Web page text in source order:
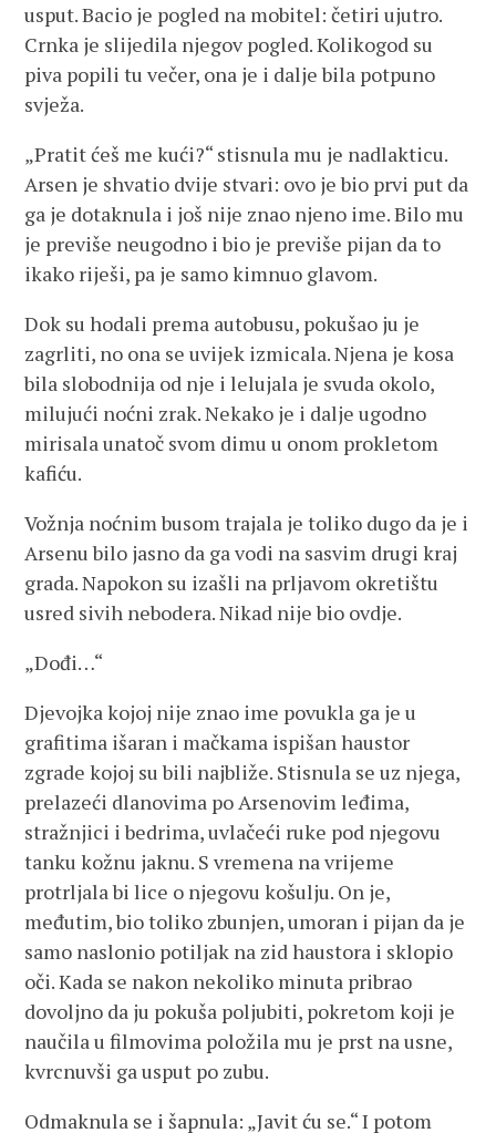
usput. Bacio je pogled na mobitel: četiri ujutro.
Crnka je slijedila njegov pogled. Kolikogod su
piva popili tu večer, ona je i dalje bila potpuno
svježa.
„Pratit ćeš me kući?“ stisnula mu je nadlakticu.
Arsen je shvatio dvije stvari: ovo je bio prvi put da
ga je dotaknula i još nije znao njeno ime. Bilo mu
je previše neugodno i bio je previše pijan da to
ikako riješi, pa je samo kimnuo glavom.
Dok su hodali prema autobusu, pokušao ju je
zagrliti, no ona se uvijek izmicala. Njena je kosa
bila slobodnija od nje i lelujala je svuda okolo,
milujući noćni zrak. Nekako je i dalje ugodno
mirisala unatoč svom dimu u onom prokletom
kafiću.
Vožnja noćnim busom trajala je toliko dugo da je i
Arsenu bilo jasno da ga vodi na sasvim drugi kraj
grada. Napokon su izašli na prljavom okretištu
usred sivih nebodera. Nikad nije bio ovdje.
„Dođi…“
Djevojka kojoj nije znao ime povukla ga je u
grafitima išaran i mačkama ispišan haustor
zgrade kojoj su bili najbliže. Stisnula se uz njega,
prelazeći dlanovima po Arsenovim leđima,
stražnjici i bedrima, uvlačeći ruke pod njegovu
tanku kožnu jaknu. S vremena na vrijeme
protrljala bi lice o njegovu košulju. On je,
međutim, bio toliko zbunjen, umoran i pijan da je
samo naslonio potiljak na zid haustora i sklopio
oči. Kada se nakon nekoliko minuta pribrao
dovoljno da ju pokuša poljubiti, pokretom koji je
naučila u filmovima položila mu je prst na usne,
kvrcnuvši ga usput po zubu.
Odmaknula se i šapnula: „Javit ću se.“ I potom